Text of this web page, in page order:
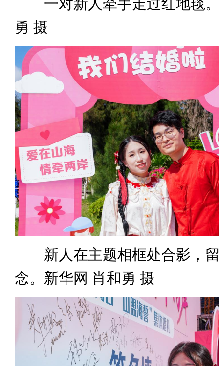
一对新人牵手走过红地毯。
勇 摄
新人在主题相框处合影，留
念。新华网 肖和勇 摄